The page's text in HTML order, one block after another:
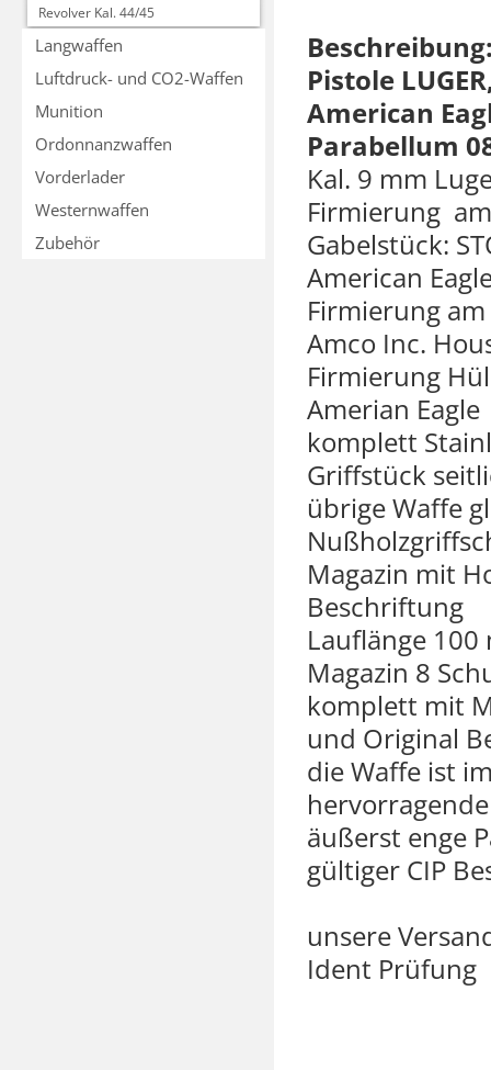
Revolver Kal. 44/45
Langwaffen
Luftdruck- und CO2-Waffen
Munition
Ordonnanzwaffen
Vorderlader
Westernwaffen
Zubehör
Pistole
American
Parabellum
Kal. 9 mm
Firmierung am
Gabelstück:
American
Firmierung
Amco Inc.
Firmierung
Amerian Eagle
komplett
Griffstück
übrige Waffe
Magazin mit
Beschriftung
Lauflänge
Magazin 8
komplett mit
und Original
die Waffe ist
äußerst enge
gültiger CIP
unsere
Ident Prüfung